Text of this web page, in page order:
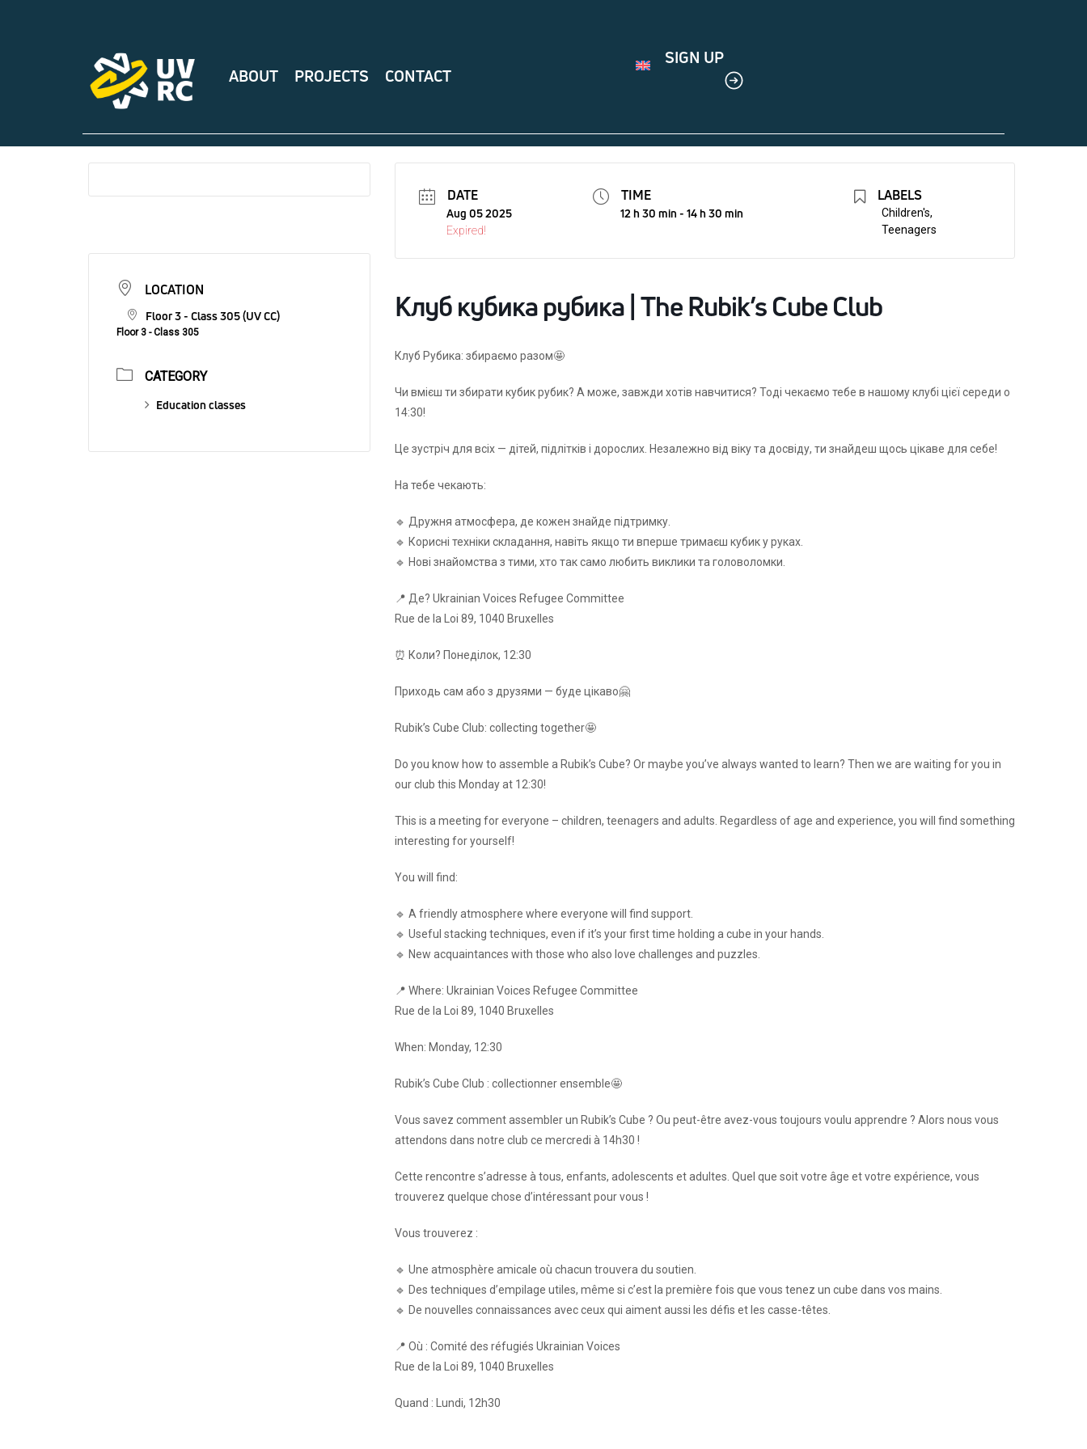
ABOUT PROJECTS CONTACT
SIGN UP
LOCATION
Floor 3 - Class 305 (UV CC)
Floor 3 - Class 305
CATEGORY
Education classes
DATE
Aug 05 2025
Expired!
TIME
12 h 30 min - 14 h 30 min
LABELS
Children's,
Teenagers
Клуб кубика рубика | The Rubik’s Cube Club
Клуб Рубика: збираємо разом🤩
Чи вмієш ти збирати кубик рубик? А може, завжди хотів навчитися? Тоді чекаємо тебе в нашому клубі цієї середи о
14:30!
Це зустріч для всіх — дітей, підлітків і дорослих. Незалежно від віку та досвіду, ти знайдеш щось цікаве для себе!
На тебе чекають:
🔹 Дружня атмосфера, де кожен знайде підтримку.
🔹 Корисні техніки складання, навіть якщо ти вперше тримаєш кубик у руках.
🔹 Нові знайомства з тими, хто так само любить виклики та головоломки.
📍 Де? Ukrainian Voices Refugee Committee
Rue de la Loi 89, 1040 Bruxelles
⏰ Коли? Понеділок, 12:30
Приходь сам або з друзями — буде цікаво🤗
Rubik’s Cube Club: collecting together🤩
Do you know how to assemble a Rubik’s Cube? Or maybe you’ve always wanted to learn? Then we are waiting for you in
our club this Monday at 12:30!
This is a meeting for everyone – children, teenagers and adults. Regardless of age and experience, you will find something
interesting for yourself!
You will find:
🔹 A friendly atmosphere where everyone will find support.
🔹 Useful stacking techniques, even if it’s your first time holding a cube in your hands.
🔹 New acquaintances with those who also love challenges and puzzles.
📍 Where: Ukrainian Voices Refugee Committee
Rue de la Loi 89, 1040 Bruxelles
When: Monday, 12:30
Rubik’s Cube Club : collectionner ensemble🤩
Vous savez comment assembler un Rubik’s Cube ? Ou peut-être avez-vous toujours voulu apprendre ? Alors nous vous
attendons dans notre club ce mercredi à 14h30 !
Cette rencontre s’adresse à tous, enfants, adolescents et adultes. Quel que soit votre âge et votre expérience, vous
trouverez quelque chose d’intéressant pour vous !
Vous trouverez :
🔹 Une atmosphère amicale où chacun trouvera du soutien.
🔹 Des techniques d’empilage utiles, même si c’est la première fois que vous tenez un cube dans vos mains.
🔹 De nouvelles connaissances avec ceux qui aiment aussi les défis et les casse-têtes.
📍 Où : Comité des réfugiés Ukrainian Voices
Rue de la Loi 89, 1040 Bruxelles
Quand : Lundi, 12h30